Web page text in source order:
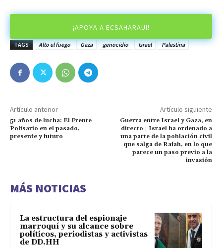
¡APOYA A ECSAHARAUI!
TAGS Alto el fuego Gaza genocidio Israel Palestina
Artículo anterior
51 años de lucha: El Frente
Polisario en el pasado,
presente y futuro
Artículo siguiente
Guerra entre Israel y Gaza, en
directo | Israel ha ordenado a
una parte de la población civil
que salga de Rafah, en lo que
parece un paso previo a la
invasión
MÁS NOTICIAS
La estructura del espionaje
marroquí y su alcance sobre
políticos, periodistas y activistas
de DD.HH